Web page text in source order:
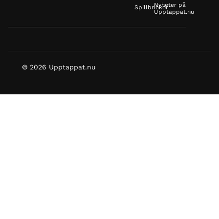
SpillbrickorNyheter på
Upptappat.nu
© 2026 Upptappat.nu